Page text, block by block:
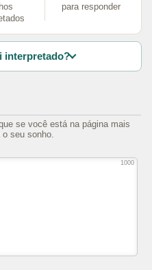
para responder
interpretado?
se você está na página mais
seu sonho.
1000